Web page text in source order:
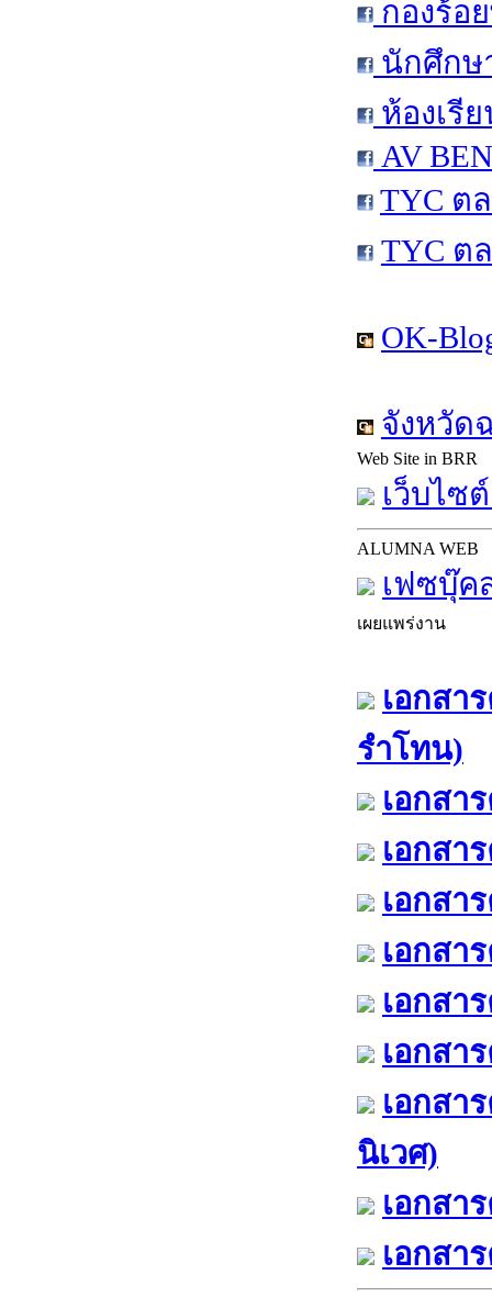
กองร้อ
นักศึกษ
ห้องเรี
AV
TYC ต
TYC ต
OK-
จังหวัด
Web Site in BRR
เว็บไซ
ALUMNA WEB
เฟซบุ๊ค
เผยแพร่งาน
เอกสา
รำโทน)
เอกสา
เอกสา
เอกสา
เอกสา
เอกสา
เอกสา
เอกสา
นิเวศ)
เอกสา
เอกสา